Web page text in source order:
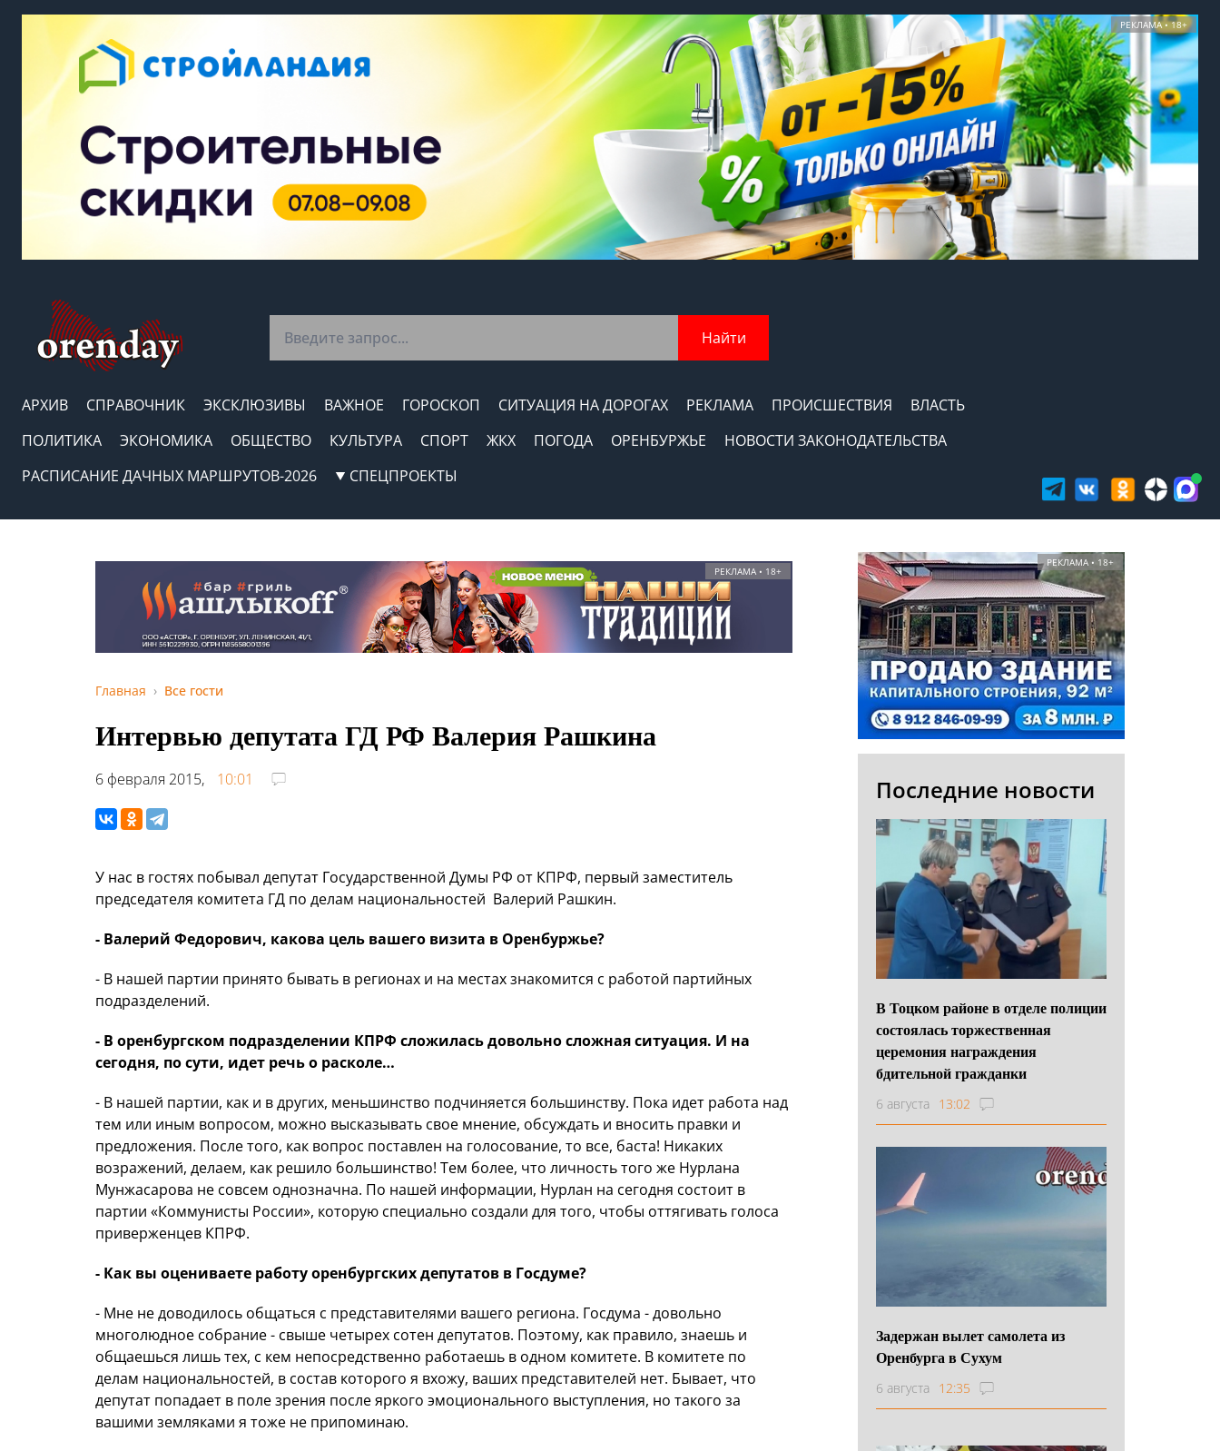
РЕКЛАМА • 18+
Найти
АРХИВ СПРАВОЧНИК ЭКСКЛЮЗИВЫ ВАЖНОЕ ГОРОСКОП СИТУАЦИЯ НА ДОРОГАХ РЕКЛАМА ПРОИСШЕСТВИЯ
ВЛАСТЬ
ПОЛИТИКА
ЭКОНОМИКА ОБЩЕСТВО КУЛЬТУРА СПОРТ ЖКХ ПОГОДА ОРЕНБУРЖЬЕ
НОВОСТИ ЗАКОНОДАТЕЛЬСТВА
РАСПИСАНИЕ ДАЧНЫХ МАРШРУТОВ-2026
СПЕЦПРОЕКТЫ
РЕКЛАМА • 18+
Главная Все гости
Интервью депутата ГД РФ Валерия Рашкина
6 февраля 2015, 10:01
У нас в гостях побывал депутат Государственной Думы РФ от КПРФ, первый заместитель
председателя комитета ГД по делам национальностей Валерий Рашкин.
- Валерий Федорович, какова цель вашего визита в Оренбуржье?
- В нашей партии принято бывать в регионах и на местах знакомится с работой партийных
подразделений.
- В оренбургском подразделении КПРФ сложилась довольно сложная ситуация. И на
сегодня, по сути, идет речь о расколе…
- В нашей партии, как и в других, меньшинство подчиняется большинству. Пока идет работа над
тем или иным вопросом, можно высказывать свое мнение, обсуждать и вносить правки и
предложения. После того, как вопрос поставлен на голосование, то все, баста! Никаких
возражений, делаем, как решило большинство! Тем более, что личность того же Нурлана
Мунжасарова не совсем однозначна. По нашей информации, Нурлан на сегодня состоит в
партии «Коммунисты России», которую специально создали для того, чтобы оттягивать голоса
приверженцев КПРФ.
- Как вы оцениваете работу оренбургских депутатов в Госдуме?
- Мне не доводилось общаться с представителями вашего региона. Госдума - довольно
многолюдное собрание - свыше четырех сотен депутатов. Поэтому, как правило, знаешь и
общаешься лишь тех, с кем непосредственно работаешь в одном комитете. В комитете по
делам национальностей, в состав которого я вхожу, ваших представителей нет. Бывает, что
депутат попадает в поле зрения после яркого эмоционального выступления, но такого за
вашими земляками я тоже не припоминаю.
РЕКЛАМА • 18+
Последние новости
В Тоцком районе в отделе полиции
состоялась торжественная
церемония награждения
бдительной гражданки
6 августа 13:02
Задержан вылет самолета из
Оренбурга в Сухум
6 августа 12:35